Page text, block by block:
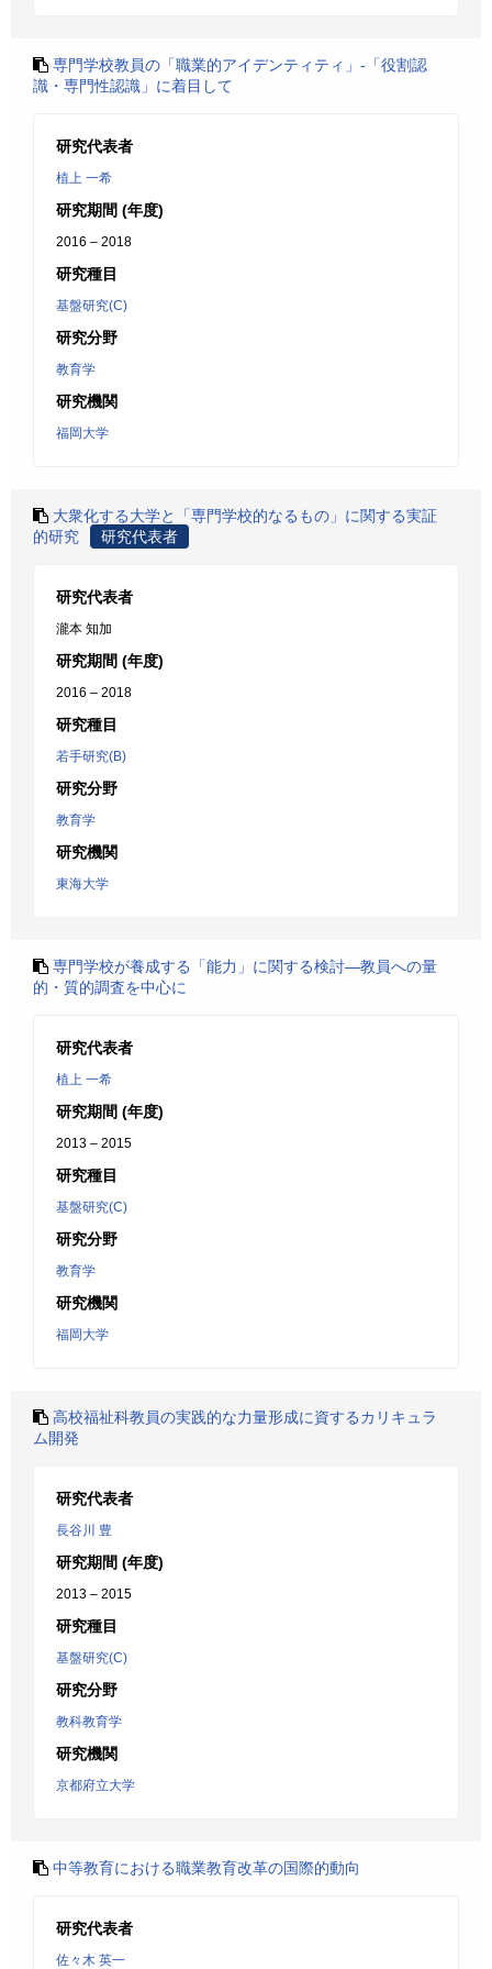
専門学校教員の「職業的アイデンティティ」‐「役割認
識・専門性認識」に着目して
研究代表者
植上 一希
研究期間 (年度)
2016 – 2018
研究種目
基盤研究(C)
研究分野
教育学
研究機関
福岡大学
大衆化する大学と「専門学校的なるもの」に関する実証
的研究
研究代表者
研究代表者
瀧本 知加
研究期間 (年度)
2016 – 2018
研究種目
若手研究(B)
研究分野
教育学
研究機関
東海大学
専門学校が養成する「能力」に関する検討―教員への量
的・質的調査を中心に
研究代表者
植上 一希
研究期間 (年度)
2013 – 2015
研究種目
基盤研究(C)
研究分野
教育学
研究機関
福岡大学
高校福祉科教員の実践的な力量形成に資するカリキュラ
ム開発
研究代表者
長谷川 豊
研究期間 (年度)
2013 – 2015
研究種目
基盤研究(C)
研究分野
教科教育学
研究機関
京都府立大学
中等教育における職業教育改革の国際的動向
研究代表者
佐々木 英一